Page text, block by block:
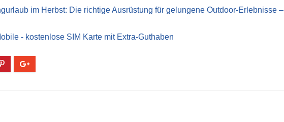
im Herbst: Die richtige Ausrüstung für gelungene Outdoor-Erlebnisse –
- kostenlose SIM Karte mit Extra-Guthaben